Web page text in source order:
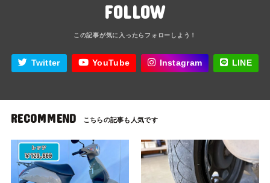
FOLLOW
Twitter YouTube Instagram LINE
RECOMMEND